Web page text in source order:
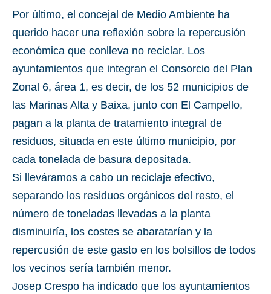
Por último, el concejal de Medio Ambiente ha
querido hacer una reflexión sobre la repercusión
económica que conlleva no reciclar. Los
ayuntamientos que integran el Consorcio del Plan
Zonal 6, área 1, es decir, de los 52 municipios de
las Marinas Alta y Baixa, junto con El Campello,
pagan a la planta de tratamiento integral de
residuos, situada en este último municipio, por
cada tonelada de basura depositada.
Si lleváramos a cabo un reciclaje efectivo,
separando los residuos orgánicos del resto, el
número de toneladas llevadas a la planta
disminuiría, los costes se abaratarían y la
repercusión de este gasto en los bolsillos de todos
los vecinos sería también menor.
Josep Crespo ha indicado que los ayuntamientos